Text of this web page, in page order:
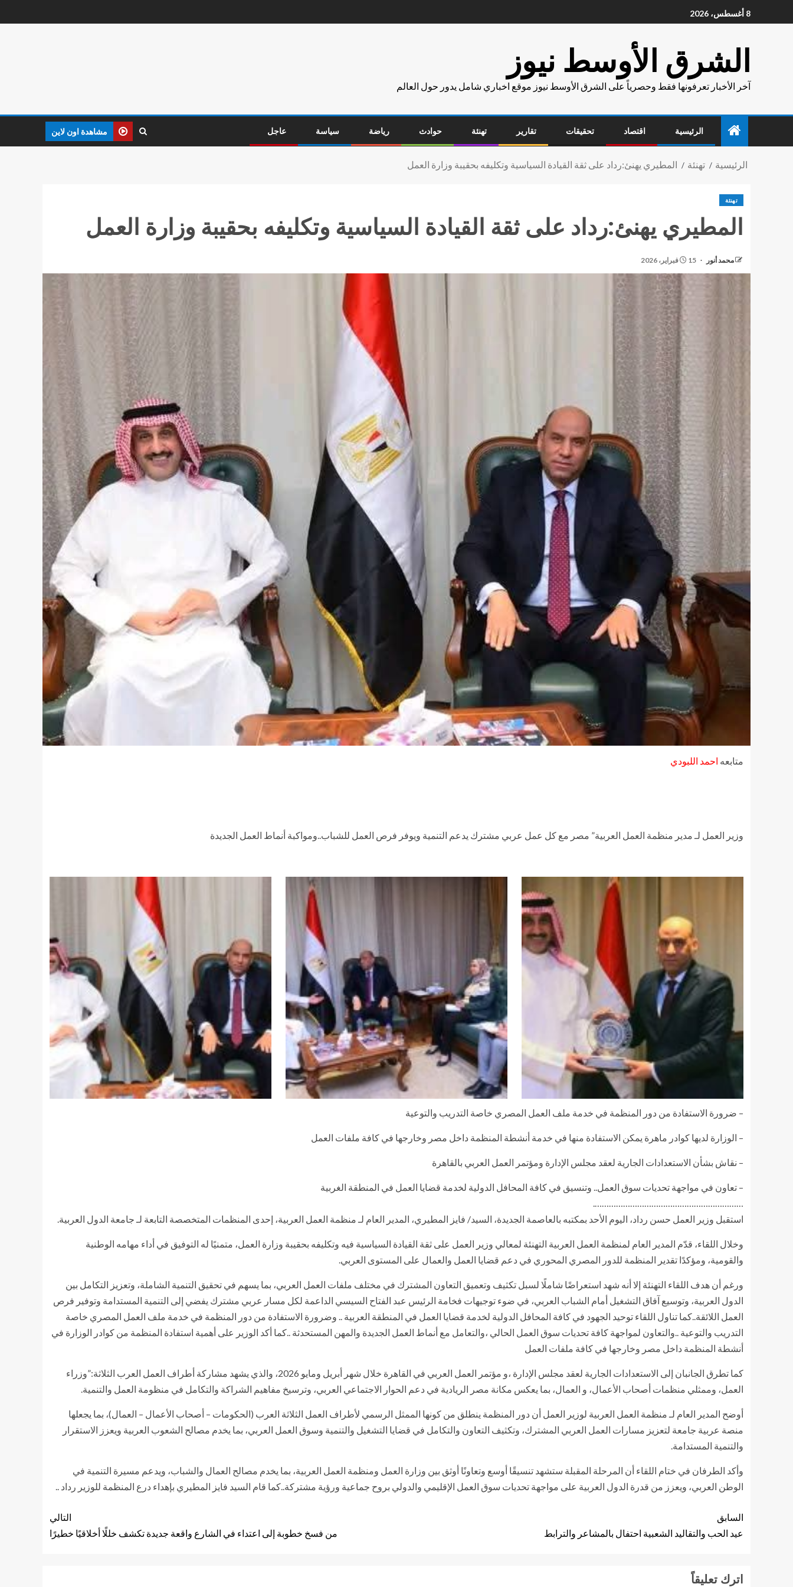
8 أغسطس، 2026
الشرق الأوسط نيوز
آخر الأخبار تعرفونها فقط وحصرياً على الشرق الأوسط نيوز موقع اخباري شامل يدور حول العالم
الرئيسية اقتصاد تحقيقات تقارير تهنئة حوادث رياضة سياسة عاجل مشاهدة اون لاين
الرئيسية تهنئة المطيري يهنئ:رداد على ثقة القيادة السياسية وتكليفه بحقيبة وزارة العمل
تهنئة
المطيري يهنئ:رداد على ثقة القيادة السياسية وتكليفه بحقيبة وزارة العمل
محمد أنور 15 فبراير، 2026
متابعه احمد اللبودي
وزير العمل لـ مدير منظمة العمل العربية” مصر مع كل عمل عربي مشترك يدعم التنمية ويوفر فرص العمل للشباب..ومواكبة أنماط العمل الجديدة
– ضرورة الاستفادة من دور المنظمة في خدمة ملف العمل المصري خاصة التدريب والتوعية
– الوزارة لديها كوادر ماهرة يمكن الاستفادة منها في خدمة أنشطة المنظمة داخل مصر وخارجها في كافة ملفات العمل
– نقاش بشأن الاستعدادات الجارية لعقد مجلس الإدارة ومؤتمر العمل العربي بالقاهرة
– تعاون في مواجهة تحديات سوق العمل.. وتنسيق في كافة المحافل الدولية لخدمة قضايا العمل في المنطقة الغربية
……………………………………………………….
استقبل وزير العمل حسن رداد، اليوم الأحد بمكتبه بالعاصمة الجديدة، السيد/ فايز المطيري، المدير العام لـ منظمة العمل العربية، إحدى المنظمات المتخصصة التابعة لـ جامعة الدول العربية.
وخلال اللقاء، قدّم المدير العام لمنظمة العمل العربية التهنئة لمعالي وزير العمل على ثقة القيادة السياسية فيه وتكليفه بحقيبة وزارة العمل، متمنيًا له التوفيق في أداء مهامه الوطنية
والقومية، ومؤكدًا تقدير المنظمة للدور المصري المحوري في دعم قضايا العمل والعمال على المستوى العربي.
ورغم أن هدف اللقاء التهنئة إلا أنه شهد استعراضًا شاملًا لسبل تكثيف وتعميق التعاون المشترك في مختلف ملفات العمل العربي، بما يسهم في تحقيق التنمية الشاملة، وتعزيز التكامل بين
الدول العربية، وتوسيع آفاق التشغيل أمام الشباب العربي، في ضوء توجيهات فخامة الرئيس عبد الفتاح السيسي الداعمة لكل مسار عربي مشترك يفضي إلى التنمية المستدامة وتوفير فرص
العمل اللائقة..كما تناول اللقاء توحيد الجهود في كافة المحافل الدولية لخدمة قضايا العمل في المنطقة العربية .. وضرورة الاستفادة من دور المنظمة في خدمة ملف العمل المصري خاصة
التدريب والتوعية ..والتعاون لمواجهة كافة تحديات سوق العمل الحالي ،والتعامل مع أنماط العمل الجديدة والمهن المستحدثة ..كما أكد الوزير على أهمية استفادة المنظمة من كوادر الوزارة في
أنشطة المنظمة داخل مصر وخارجها في كافة ملفات العمل
كما تطرق الجانبان إلى الاستعدادات الجارية لعقد مجلس الإدارة ،و مؤتمر العمل العربي في القاهرة خلال شهر أبريل ومايو 2026، والذي يشهد مشاركة أطراف العمل العرب الثلاثة:”وزراء
العمل، وممثلي منظمات أصحاب الأعمال، و العمال، بما يعكس مكانة مصر الريادية في دعم الحوار الاجتماعي العربي، وترسيخ مفاهيم الشراكة والتكامل في منظومة العمل والتنمية.
أوضح المدير العام لـ منظمة العمل العربية لوزير العمل أن دور المنظمة ينطلق من كونها الممثل الرسمي لأطراف العمل الثلاثة العرب (الحكومات – أصحاب الأعمال – العمال)، بما يجعلها
منصة عربية جامعة لتعزيز مسارات العمل العربي المشترك، وتكثيف التعاون والتكامل في قضايا التشغيل والتنمية وسوق العمل العربي، بما يخدم مصالح الشعوب العربية ويعزز الاستقرار
والتنمية المستدامة.
وأكد الطرفان في ختام اللقاء أن المرحلة المقبلة ستشهد تنسيقًا أوسع وتعاونًا أوثق بين وزارة العمل ومنظمة العمل العربية، بما يخدم مصالح العمال والشباب، ويدعم مسيرة التنمية في
الوطن العربي، ويعزز من قدرة الدول العربية على مواجهة تحديات سوق العمل الإقليمي والدولي بروح جماعية ورؤية مشتركة..كما قام السيد فايز المطيري بإهداء درع المنظمة للوزير رداد ..
السابق
عيد الحب والتقاليد الشعبية احتفال بالمشاعر والترابط
التالي
من فسخ خطوبة إلى اعتداء في الشارع واقعة جديدة تكشف خللًا أخلاقيًا خطيرًا
اترك تعليقاً